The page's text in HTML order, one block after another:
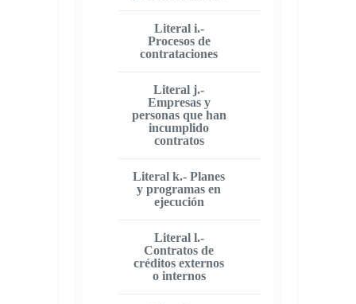
Literal i.-
Procesos de
contrataciones
Literal j.-
Empresas y
personas que han
incumplido
contratos
Literal k.- Planes
y programas en
ejecución
Literal l.-
Contratos de
créditos externos
o internos